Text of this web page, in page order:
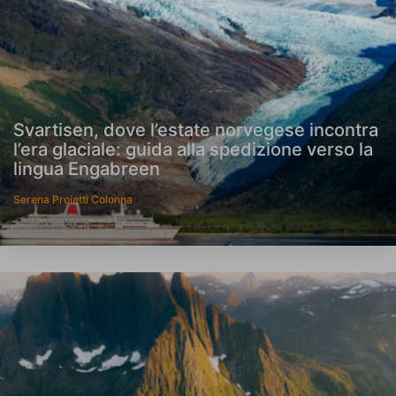
Svartisen, dove l’estate norvegese incontra
l’era glaciale: guida alla spedizione verso la
lingua Engabreen
Serena Proietti Colonna
25 Marzo 2026